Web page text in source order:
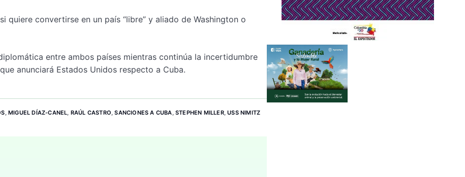
quiere convertirse en un país “libre” y aliado de Washington o
entre ambos países mientras continúa la incertidumbre
anunciará Estados Unidos respecto a Cuba.
, MIGUEL DÍAZ-CANEL, RAÚL CASTRO,SANCIONES A CUBA, STEPHEN MILLER,USS NIMITZ